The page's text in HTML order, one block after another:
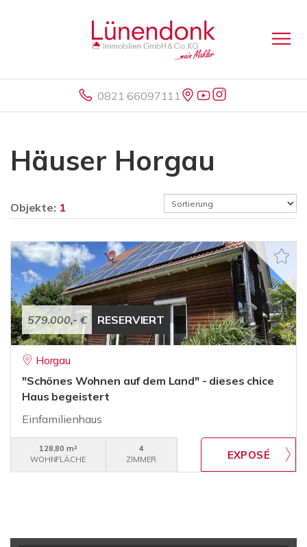
0821 66097111
Häuser Horgau
Objekte: 1
579.000,- € RESERVIERT
Horgau
"Schönes Wohnen auf dem Land" - dieses chice
Haus begeistert
Einfamilienhaus
128,80 m²
WOHNFLÄCHE
4
ZIMMER